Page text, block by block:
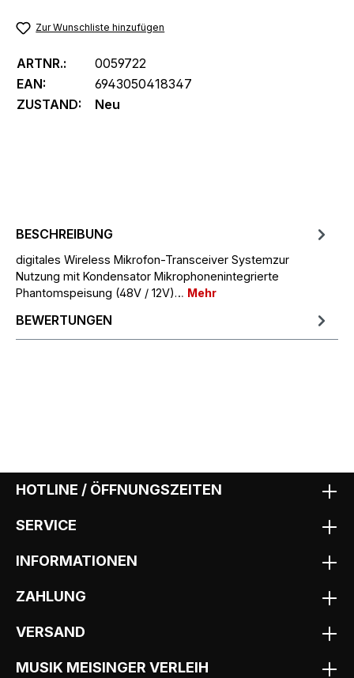
Zur Wunschliste hinzufügen
ARTNR.:
0059722
EAN:
6943050418347
ZUSTAND:
Neu
BESCHREIBUNG
digitales Wireless Mikrofon-Transceiver Systemzur
Nutzung mit Kondensator Mikrophonenintegrierte
Phantomspeisung (48V / 12V)… Mehr
BEWERTUNGEN
HOTLINE / ÖFFNUNGSZEITEN
SERVICE
INFORMATIONEN
ZAHLUNG
VERSAND
MUSIK MEISINGER VERLEIH